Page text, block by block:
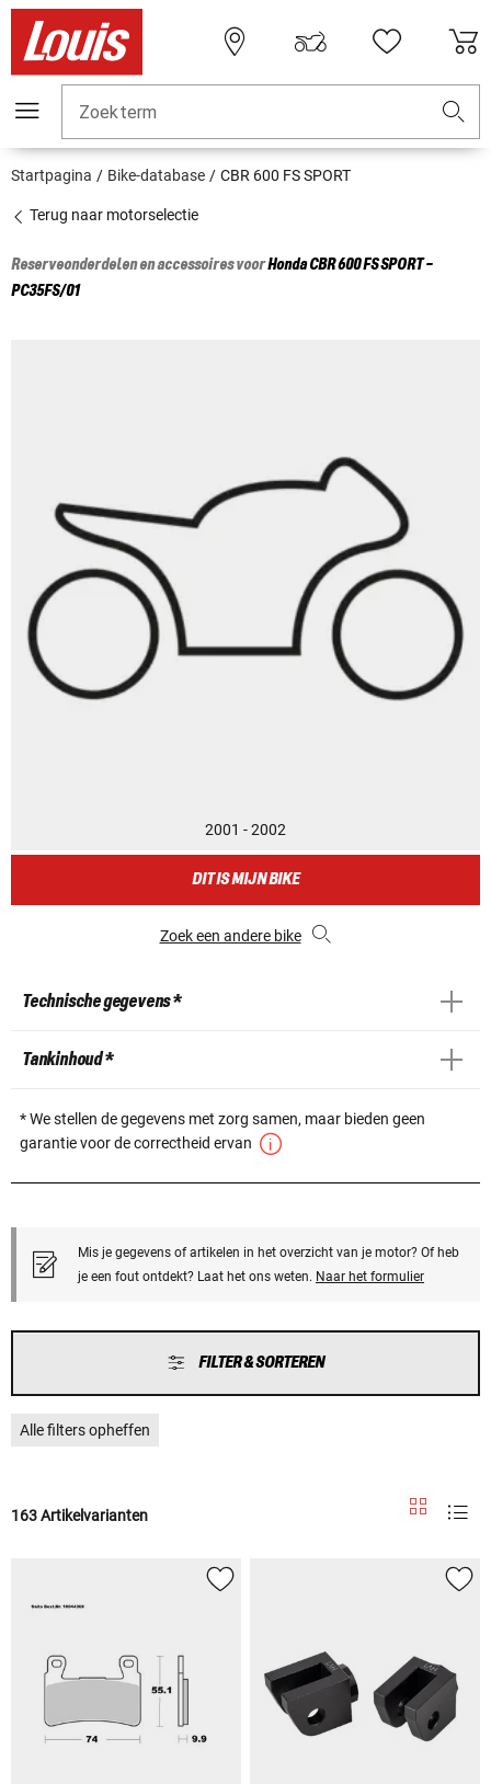
Zoekterm
Startpagina Bike-database CBR 600 FS SPORT
Terug naar motorselectie
Reserveonderdelen en accessoires voorHondaCBR 600 FS SPORT -
PC35FS/01
2001 - 2002
DIT IS MIJN BIKE
Zoek een andere bike
Technische gegevens *
Tankinhoud *
* We stellen de gegevens met zorg samen, maar bieden geen
garantie voor de correctheid ervan
Mis je gegevens of artikelen in het overzicht van je motor? Of heb
je een fout ontdekt? Laat het ons weten. Naar het formulier
FILTER & SORTEREN
Alle filters opheffen
163 Artikelvarianten